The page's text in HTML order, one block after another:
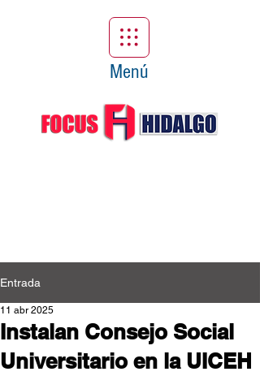
Menú
Entrada
Instalan Consejo Social
Universitario en la UICEH
11 abr 2025